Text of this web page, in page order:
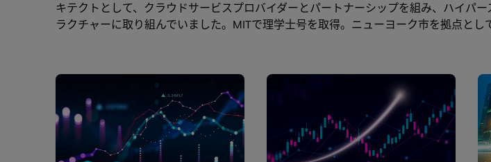
キテクトとして、クラウドサービスプロバイダーとパートナーシップを組み、ハイパ
ラクチャーに取り組んでいました。MITで理学士号を取得。ニューヨーク市を拠点とし